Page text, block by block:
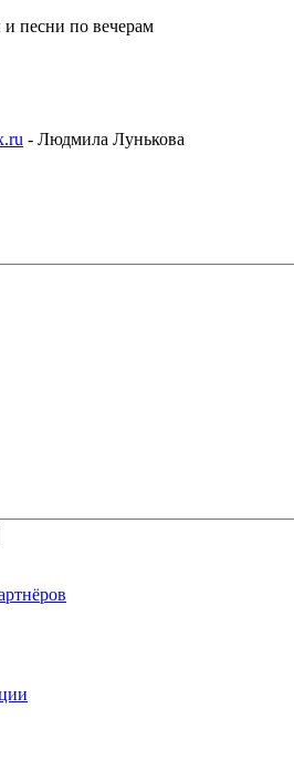
песни по вечерам
- Людмила Лунькова